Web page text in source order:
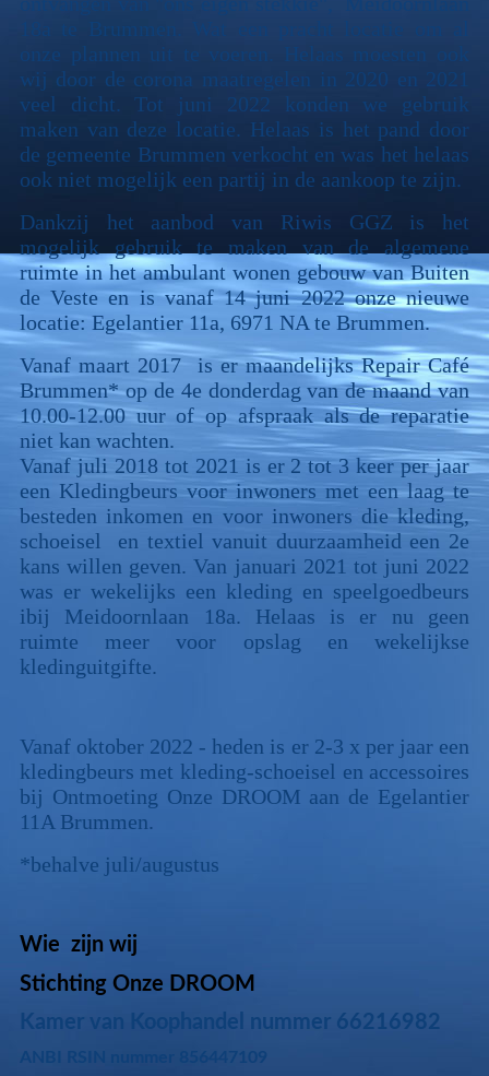
18a te Brummen. Wat een pracht locatie om al
onze plannen uit te voeren. Helaas moesten ook
wij door de corona maatregelen in 2020 en 2021
veel dicht. Tot juni 2022 konden we gebruik
maken van deze locatie. Helaas is het pand door
de gemeente Brummen verkocht en was het helaas
ook niet mogelijk een partij in de aankoop te zijn.
Dankzij het aanbod van Riwis GGZ is het
mogelijk gebruik te maken van de algemene
ruimte in het ambulant wonen gebouw van Buiten
de Veste en is vanaf 14 juni 2022 onze nieuwe
locatie: Egelantier 11a, 6971 NA te Brummen.
Vanaf maart 2017
is er maandelijks Repair Café
Brummen* op de 4e donderdag van de maand van
10.00-12.00 uur of op afspraak als de reparatie
niet kan wachten.
Vanaf juli 2018 tot 2021 is er 2 tot 3 keer per jaar
een Kledingbeurs voor inwoners met een laag te
besteden inkomen en voor inwoners die kleding,
schoeisel en textiel vanuit duurzaamheid een 2e
kans willen geven. Van januari 2021 tot juni 2022
was er wekelijks een kleding en speelgoedbeurs
ibij Meidoornlaan 18a. Helaas is er nu geen
ruimte meer voor opslag en wekelijkse
kledinguitgifte.
Vanaf oktober 2022 - heden is er 2-3 x per jaar een
kledingbeurs met kleding-schoeisel en accessoires
bij Ontmoeting Onze DROOM aan de Egelantier
11A Brummen.
*behalve juli/augustus
Wie zijn wij
Stichting Onze DROOM
Kamer van Koophandel nummer 66216982
ANBI RSIN nummer 856447109